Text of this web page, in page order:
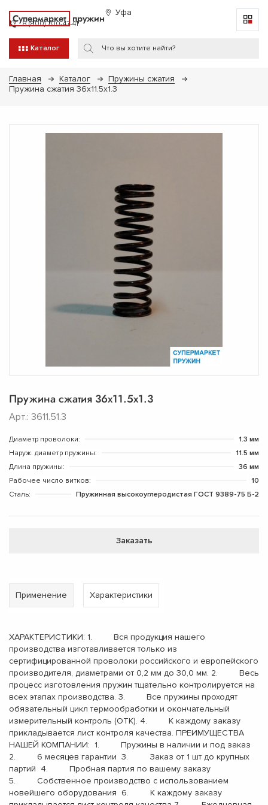
Супермаркет пружин Уфа
8 (800) 700-47-41
Каталог
Главная Каталог
Пружины сжатия
Пружина сжатия 36х11.5х1.3
Пружина сжатия 36х11.5х1.3
Арт.: 3611.51.3
Диаметр проволоки:
1.3 мм
Наруж. диаметр пружины:
11.5 мм
Длина пружины:
36 мм
Рабочее число витков:
10
Сталь:
Пружинная высокоуглеродистая ГОСТ 9389-75 Б-2
Заказать
Применение Характеристики
ХАРАКТЕРИСТИКИ: 1. Вся продукция нашего
производства изготавливается только из
сертифицированной проволоки российского и европейского
производителя, диаметрами от 0,2 мм до 30,0 мм. 2. Весь
процесс изготовления пружин тщательно контролируется на
всех этапах производства. 3. Все пружины проходят
обязательный цикл термообработки и окончательный
измерительный контроль (ОТК). 4. К каждому заказу
прикладывается лист контроля качества. ПРЕИМУЩЕСТВА
НАШЕЙ КОМПАНИИ: 1. Пружины в наличии и под заказ
2. 6 месяцев гарантии 3. Заказ от 1 шт до крупных
партий 4. Пробная партия по вашему заказу
5. Собственное производство с использованием
новейшего оборудования 6. К каждому заказу